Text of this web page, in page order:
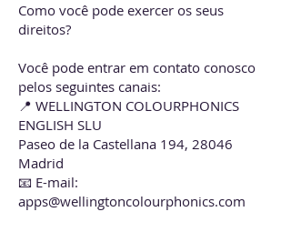
Como você pode exercer os seus
direitos?
Você pode entrar em contato conosco
pelos seguintes canais:
📍 WELLINGTON COLOURPHONICS
ENGLISH SLU
Paseo de la Castellana 194, 28046
Madrid
📧 E-mail:
apps@wellingtoncolourphonics.com